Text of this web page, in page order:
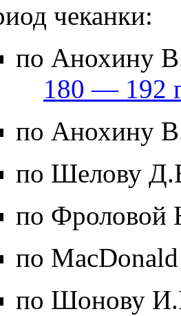
чеканки:
по Анохину
180 — 192
по Анохину
по Шелову
по Фроловой
по
по Шонову